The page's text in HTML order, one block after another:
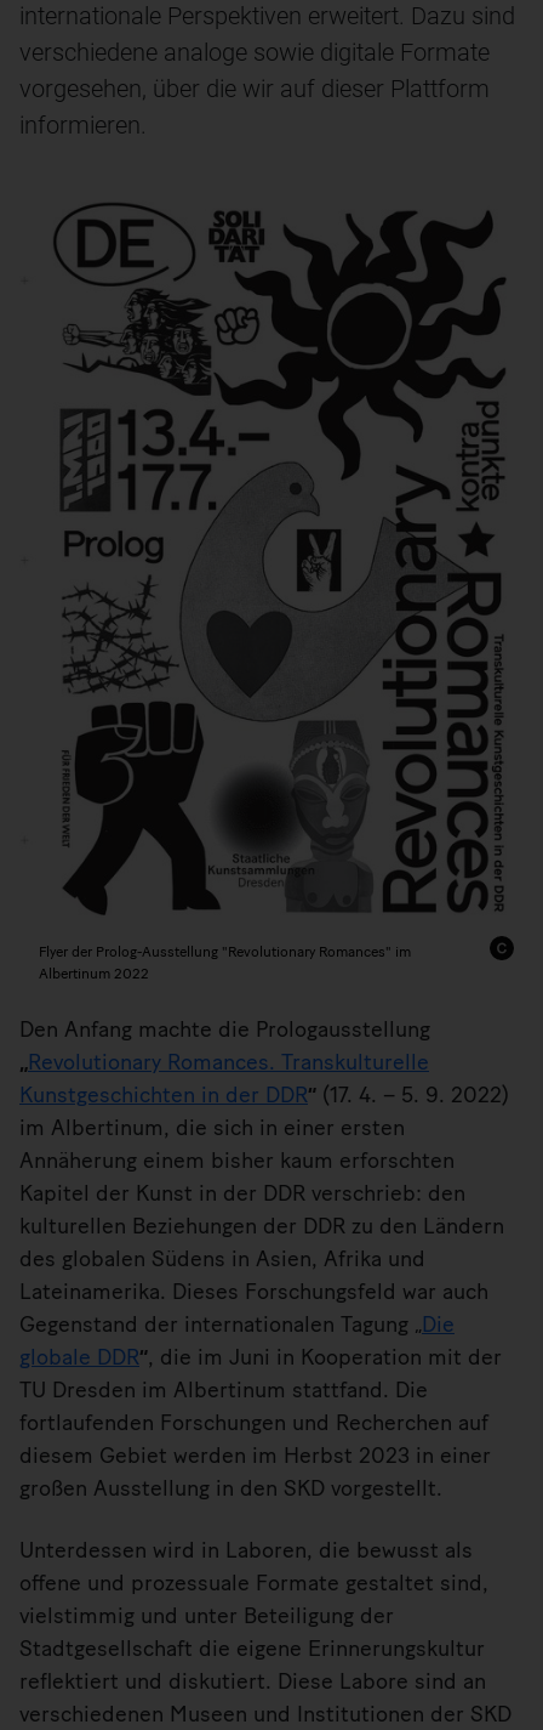
internationale Perspektiven erweitert. Dazu sind
verschiedene analoge sowie digitale Formate
vorgesehen, über die wir auf dieser Plattform
informieren.
Den Anfang machte die Prologausstellung
„Revolutionary Romances. Transkulturelle
Kunstgeschichten in der DDR“ (17. 4. – 5. 9. 2022)
im Albertinum, die sich in einer ersten
Annäherung einem bisher kaum erforschten
Kapitel der Kunst in der DDR verschrieb: den
kulturellen Beziehungen der DDR zu den Ländern
des globalen Südens in Asien, Afrika und
Lateinamerika. Dieses Forschungsfeld war auch
Gegenstand der internationalen Tagung „Die
globale DDR“, die im Juni in Kooperation mit der
TU Dresden im Albertinum stattfand. Die
fortlaufenden Forschungen und Recherchen auf
diesem Gebiet werden im Herbst 2023 in einer
großen Ausstellung in den SKD vorgestellt.
Flyer der Prolog-Ausstellung "Revolutionary Romances" im
Albertinum 2022
Unterdessen wird in Laboren, die bewusst als
offene und prozessuale Formate gestaltet sind,
vielstimmig und unter Beteiligung der
Stadtgesellschaft die eigene Erinnerungskultur
reflektiert und diskutiert. Diese Labore sind an
verschiedenen Museen und Institutionen der SKD